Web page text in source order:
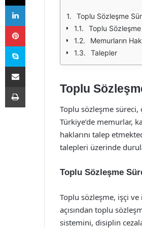
Toplu Sözleşme
Toplu
Memurların
Talepler
Toplu
Toplu sözleşme süreci,
Türkiye’de memurlar,
haklarını talep
talepleri üzerinde
Toplu Sözleşme
Toplu sözleşme, işçi ve
açısından toplu
sistemini, disiplin
LinkedIn
Pinterest
Skype
E-Posta ile paylaş